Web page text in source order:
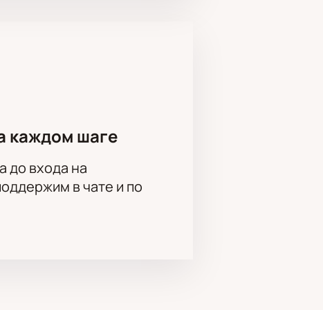
клиенты могут заказать
проконсультируют по
Загоскин, Сергей Васильев,
Чумак, Андрей Титов,
каждом шаге
до входа на
в чате и по